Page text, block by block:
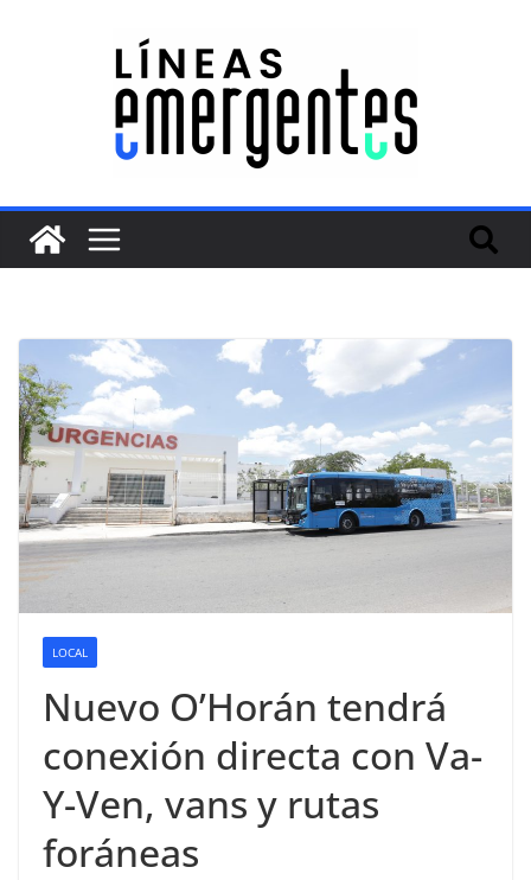
LOCAL
Nuevo O’Horán tendrá
conexión directa con Va-
Y-Ven, vans y rutas
foráneas